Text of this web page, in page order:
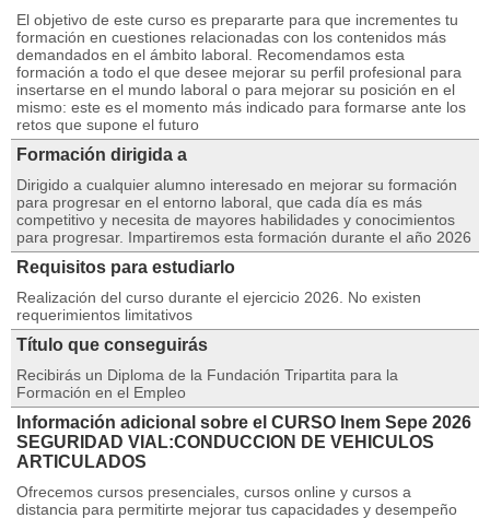
El objetivo de este curso es prepararte para que incrementes tu
formación en cuestiones relacionadas con los contenidos más
demandados en el ámbito laboral. Recomendamos esta
formación a todo el que desee mejorar su perfil profesional para
insertarse en el mundo laboral o para mejorar su posición en el
mismo: este es el momento más indicado para formarse ante los
retos que supone el futuro
Formación dirigida a
Dirigido a cualquier alumno interesado en mejorar su formación
para progresar en el entorno laboral, que cada día es más
competitivo y necesita de mayores habilidades y conocimientos
para progresar. Impartiremos esta formación durante el año 2026
Requisitos para estudiarlo
Realización del curso durante el ejercicio 2026. No existen
requerimientos limitativos
Título que conseguirás
Recibirás un Diploma de la Fundación Tripartita para la
Formación en el Empleo
Información adicional sobre el CURSO Inem Sepe 2026
SEGURIDAD VIAL:CONDUCCION DE VEHICULOS
ARTICULADOS
Ofrecemos cursos presenciales, cursos online y cursos a
distancia para permitirte mejorar tus capacidades y desempeño